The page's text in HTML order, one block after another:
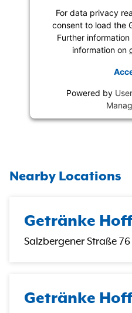
For data privacy
consent to load the
Further
information on
Powered by
Nearby Locations
Getränke
Salzbergener Straße 76
Getränke